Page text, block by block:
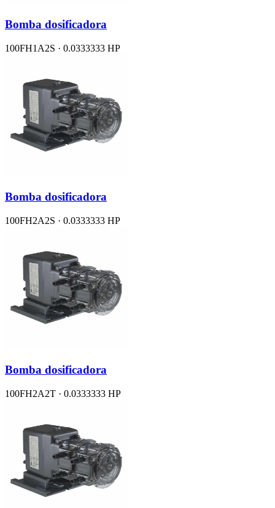
Bomba dosificadora
100FH1A2S · 0.0333333 HP
Bomba dosificadora
100FH2A2S · 0.0333333 HP
Bomba dosificadora
100FH2A2T · 0.0333333 HP